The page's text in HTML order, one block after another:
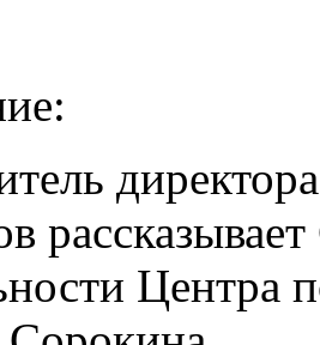
Центра